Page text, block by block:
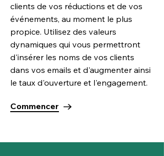
clients de vos réductions et de vos
événements, au moment le plus
propice. Utilisez des valeurs
dynamiques qui vous permettront
d'insérer les noms de vos clients
dans vos emails et d'augmenter ainsi
le taux d'ouverture et l'engagement.
Commencer